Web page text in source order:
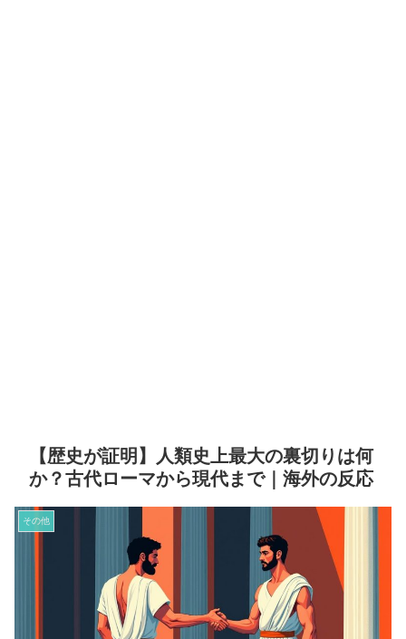
【歴史が証明】人類史上最大の裏切りは何
か？古代ローマから現代まで｜海外の反応
その他